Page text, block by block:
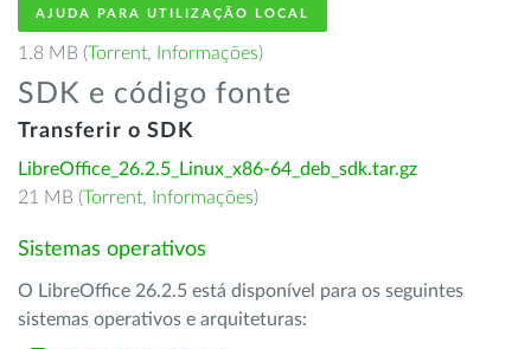
AJUDA PARA UTILIZAÇÃO LOCAL
1.8 MB (Torrent, Informações)
SDK e código fonte
Transferir o SDK
LibreOffice_26.2.5_Linux_x86-64_deb_sdk.tar.gz
21 MB (Torrent, Informações)
Sistemas operativos
O LibreOffice 26.2.5 está disponível para os seguintes
sistemas operativos e arquiteturas: